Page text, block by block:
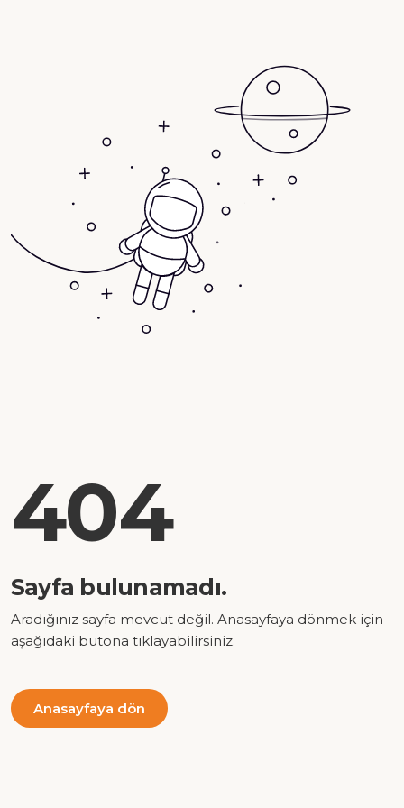
404
Sayfa bulunamadı.
Aradığınız sayfa mevcut değil. Anasayfaya dönmek için
aşağıdaki butona tıklayabilirsiniz.
Anasayfaya dön